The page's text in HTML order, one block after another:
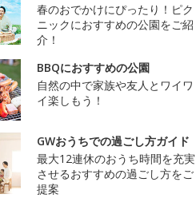
春のおでかけにぴったり！ピク
ニックにおすすめの公園をご紹
介！
BBQにおすすめの公園
自然の中で家族や友人とワイワ
イ楽しもう！
GWおうちでの過ごし方ガイド
最大12連休のおうち時間を充実
させるおすすめの過ごし方をご
提案